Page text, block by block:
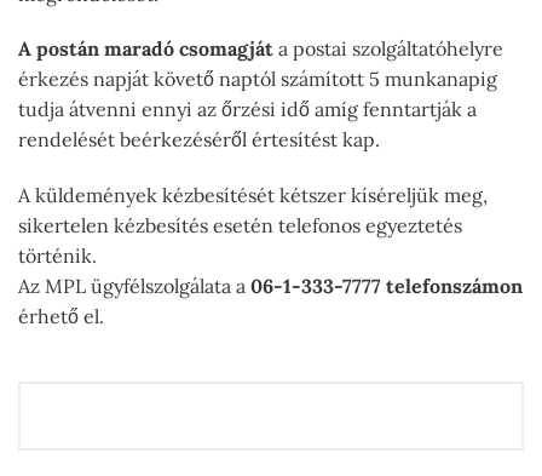
A postán maradó csomagjáta postai szolgáltatóhelyre
érkezés napját követő naptól számított 5 munkanapig
tudja átvenni ennyi az őrzési idő amíg fenntartják a
rendelését beérkezéséről értesítést kap.
A küldemények kézbesítését kétszer kíséreljük meg,
sikertelen kézbesítés esetén telefonos egyeztetés
történik.
Az MPL ügyfélszolgálata a 06-1-333-7777 telefonszámon
érhető el.